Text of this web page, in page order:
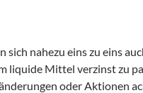
sich nahezu eins zu eins
liquide Mittel verzinst zu
oder Aktionen